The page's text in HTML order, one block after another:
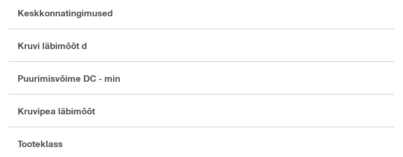
Keskkonnatingimused
Kruvi läbimõõt d
Puurimisvõime DC - min
Kruvipea läbimõõt
Tooteklass